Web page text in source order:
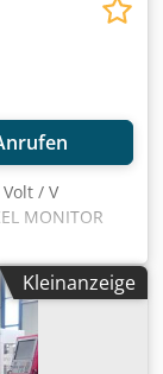
/ V
MONITOR
Kleinanzeige